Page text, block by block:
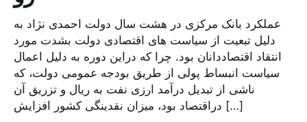
عملکرد بانک مرکزی در هشت سال دولت احمدی نژاد به
دلیل تبعیت از سیاست های اقتصادی دولت بشدت مورد
انتقاد اقتصاددانان بود. چرا که دراین دوره به دلیل اعمال
سیاست انبساط پولی از طریق بودجه عمومی دولت، که
ناشی از تبدیل درآمد ارزی نفت به ریال و تزریق آن
دراقتصاد بود، میزان نقدینگی کشور افزایش […]